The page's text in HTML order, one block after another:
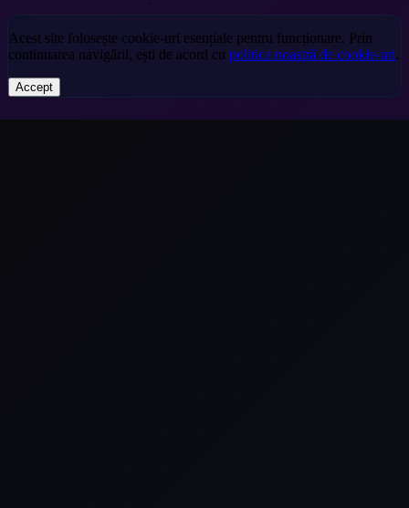
Acest site folosește cookie-uri esențiale pentru funcționare. Prin
continuarea navigării, ești de acord cu politica noastră de cookie-uri.
Accept